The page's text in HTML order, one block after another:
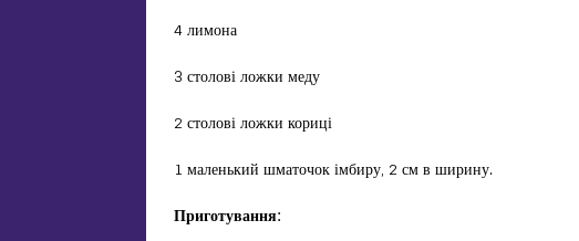
4 лимона
3 столові ложки меду
2 столові ложки кориці
1 маленький шматочок імбиру, 2 см в ширину.
Приготування: